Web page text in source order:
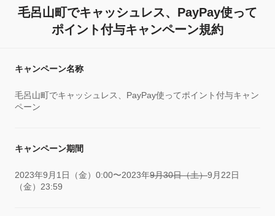
毛呂山町でキャッシュレス、PayPay使って
ポイント付与キャンペーン規約
キャンペーン名称
毛呂山町でキャッシュレス、PayPay使ってポイント付与キャン
ペーン
キャンペーン期間
2023年9月1日（金）0:00〜2023年9月30日（土）9月22日
（金）23:59